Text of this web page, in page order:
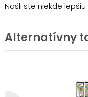
Našli ste niekde lepšiu
Alternatívny